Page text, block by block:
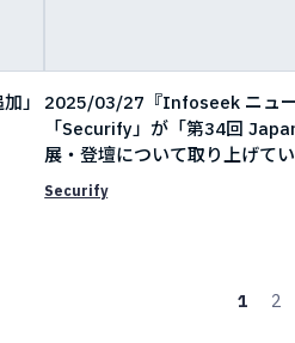
」
2025/03/27『Infoseek ニュー
「Securify」が「第34回
展・登壇について取り上げて
Securify
1 2